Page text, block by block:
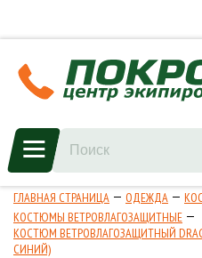
ГЛАВНАЯ СТРАНИЦА ОДЕЖДА
КОСТЮМЫ ВЕТРОВЛАГОЗАЩИТНЫЕ
КОСТЮМ ВЕТРОВЛАГОЗАЩИТНЫЙ
СИНИЙ)